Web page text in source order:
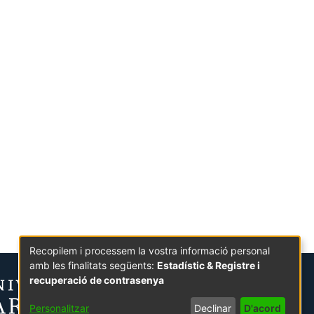
Recopilem i processem la vostra informació personal
amb les finalitats següents: Estadístic & Registre i
recuperació de contrasenya
Personalitzar Declinar D'acord